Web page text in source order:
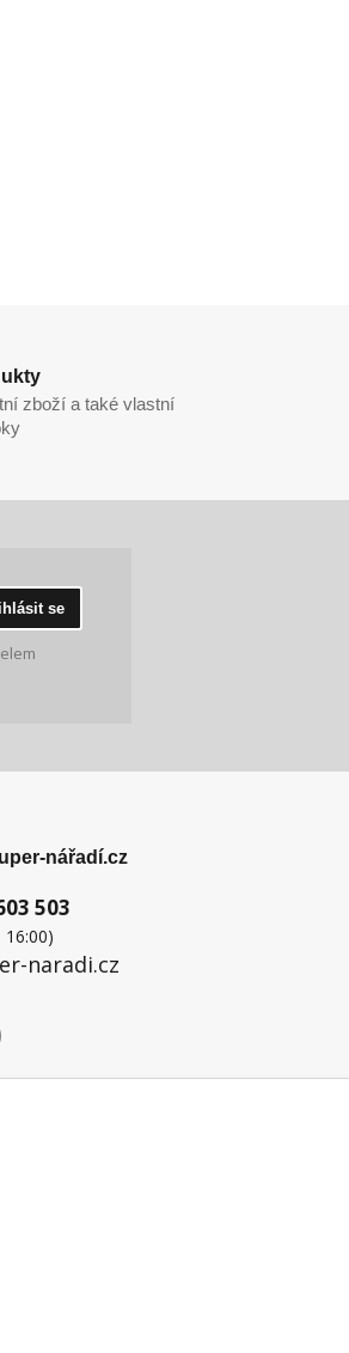
zboží a také vlastní
se
nářadí.cz
503
16:00)
naradi.cz